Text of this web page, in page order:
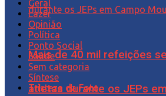
Mais de 40 mil refeições
atletas durante os JEPs
Geral
Lazer
Opinião
Política
Ponto Social
Saúde
Sem categoria
Síntese
Tristeza da Foto